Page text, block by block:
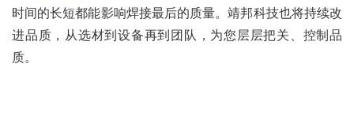
时间的长短都能影响焊接最后的质量。靖邦科技也将持续改
进品质，从选材到设备再到团队，为您层层把关、控制品
质。